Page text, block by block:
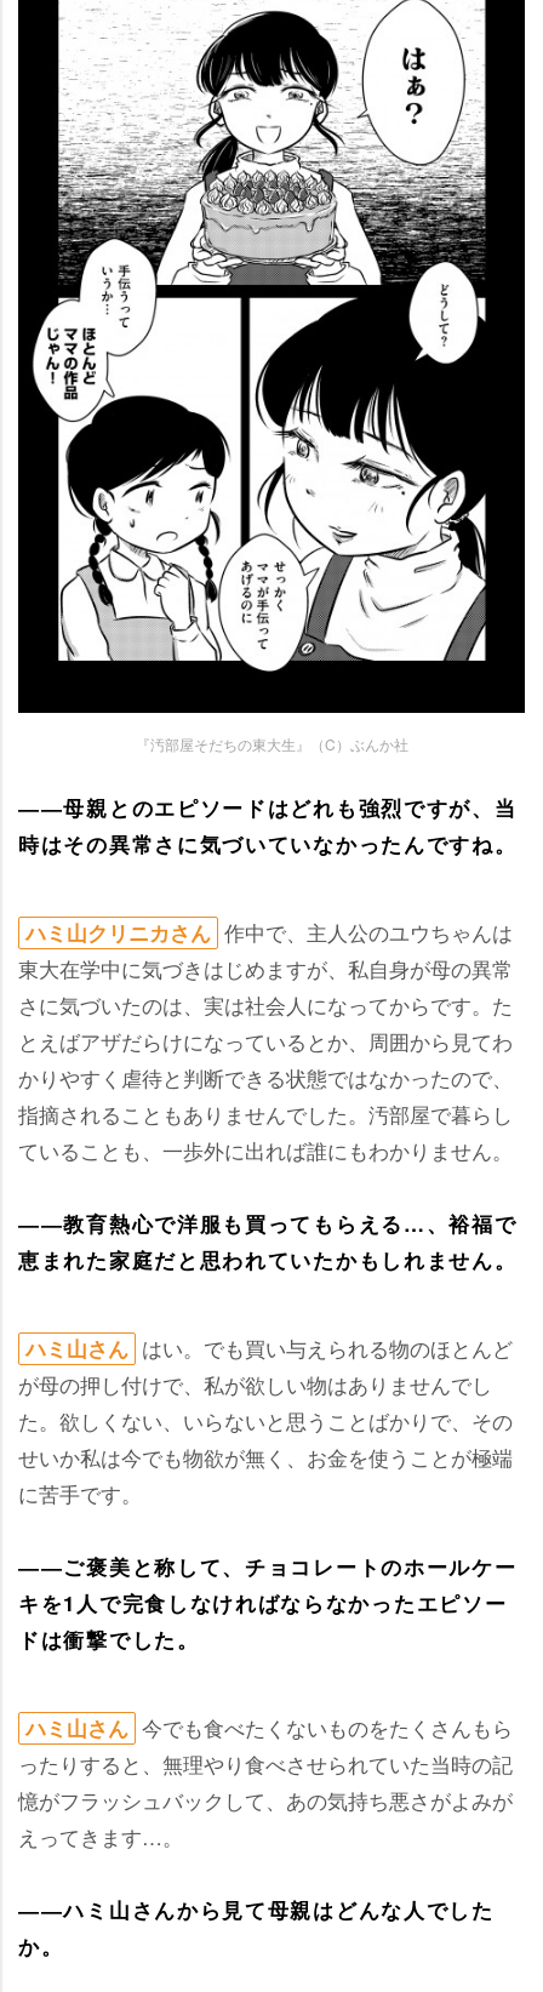
『汚部屋そだちの東大生』（C）ぶんか社
――母親とのエピソードはどれも強烈ですが、当
時はその異常さに気づいていなかったんですね。
ハミ山クリニカさん 作中で、主人公のユウちゃんは
東大在学中に気づきはじめますが、私自身が母の異常
さに気づいたのは、実は社会人になってからです。た
とえばアザだらけになっているとか、周囲から見てわ
かりやすく虐待と判断できる状態ではなかったので、
指摘されることもありませんでした。汚部屋で暮らし
ていることも、一歩外に出れば誰にもわかりません。
――教育熱心で洋服も買ってもらえる…、裕福で
恵まれた家庭だと思われていたかもしれません。
ハミ山さん はい。でも買い与えられる物のほとんど
が母の押し付けで、私が欲しい物はありませんでし
た。欲しくない、いらないと思うことばかりで、その
せいか私は今でも物欲が無く、お金を使うことが極端
に苦手です。
――ご褒美と称して、チョコレートのホールケー
キを1人で完食しなければならなかったエピソー
ドは衝撃でした。
ハミ山さん 今でも食べたくないものをたくさんもら
ったりすると、無理やり食べさせられていた当時の記
憶がフラッシュバックして、あの気持ち悪さがよみが
えってきます…。
――ハミ山さんから見て母親はどんな人でした
か。